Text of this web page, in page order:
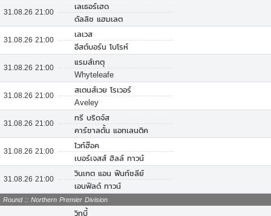
31.08.26 21:00
เลเธอร์เฮด
ดัลลิช แฮมเลต
31.08.26 21:00
เลเวส
อีสต์บอร์น โบโรห์
31.08.26 21:00
แรมส์เกตุ
Whyteleafe
31.08.26 21:00
สเตนส์เวย โรเวอร์
Aveley
31.08.26 21:00
ทรี บริดจ์ส
คาร์ชาลตั้น แอทเลนติค
31.08.26 21:00
ไวท์ฮ๊อค
เบอร์เจสส์ ฮิลล์ ทาวน์
31.08.26 21:00
วินเกต แอน ฟินท์ชลีย์
เอนฟิลด์ ทาวน์
Round :: Northern Premier Division
วิทบี้